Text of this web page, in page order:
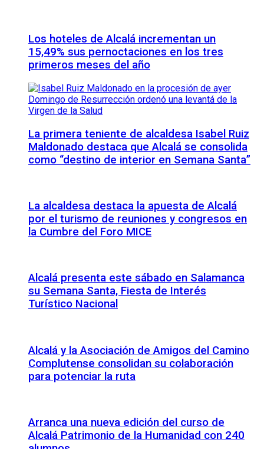
Los hoteles de Alcalá incrementan un
15,49% sus pernoctaciones en los tres
primeros meses del año
La primera teniente de alcaldesa Isabel Ruiz
Maldonado destaca que Alcalá se consolida
como “destino de interior en Semana Santa”
La alcaldesa destaca la apuesta de Alcalá
por el turismo de reuniones y congresos en
la Cumbre del Foro MICE
Alcalá presenta este sábado en Salamanca
su Semana Santa, Fiesta de Interés
Turístico Nacional
Alcalá y la Asociación de Amigos del Camino
Complutense consolidan su colaboración
para potenciar la ruta
Arranca una nueva edición del curso de
Alcalá Patrimonio de la Humanidad con 240